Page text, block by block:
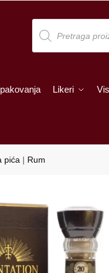
Products
search
Likeri
pića | Rum